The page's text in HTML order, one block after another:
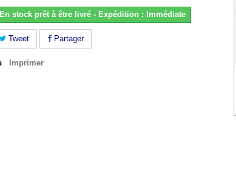
En stock prêt à être livré - Expédition : Immédiate
Tweet Partager
Imprimer